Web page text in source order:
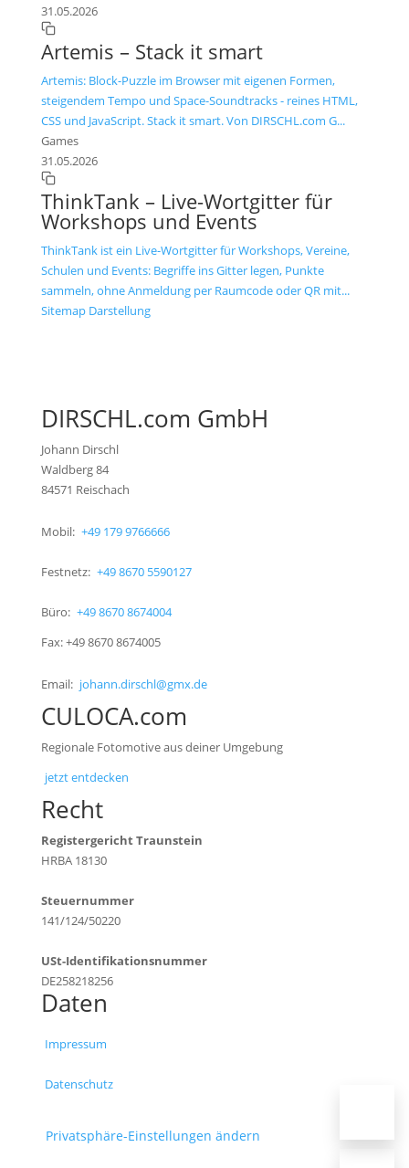
31.05.2026
Artemis – Stack it smart
Artemis: Block-Puzzle im Browser mit eigenen Formen,
steigendem Tempo und Space-Soundtracks - reines HTML,
CSS und JavaScript. Stack it smart. Von DIRSCHL.com G...
Games
31.05.2026
ThinkTank – Live-Wortgitter für
Workshops und Events
ThinkTank ist ein Live-Wortgitter für Workshops, Vereine,
Schulen und Events: Begriffe ins Gitter legen, Punkte
sammeln, ohne Anmeldung per Raumcode oder QR mit...
Sitemap Darstellung
DIRSCHL.com GmbH
Johann Dirschl
Waldberg 84
84571 Reischach
Mobil: +49 179 9766666
Festnetz: +49 8670 5590127
Büro: +49 8670 8674004
Fax: +49 8670 8674005
Email: johann.dirschl@gmx.de
CULOCA.com
Regionale Fotomotive aus deiner Umgebung
jetzt entdecken
Recht
Registergericht Traunstein
HRBA 18130
Steuernummer
141/124/50220
USt-Identifikationsnummer
DE258218256
Daten
Impressum
Datenschutz
Privatsphäre-Einstellungen ändern